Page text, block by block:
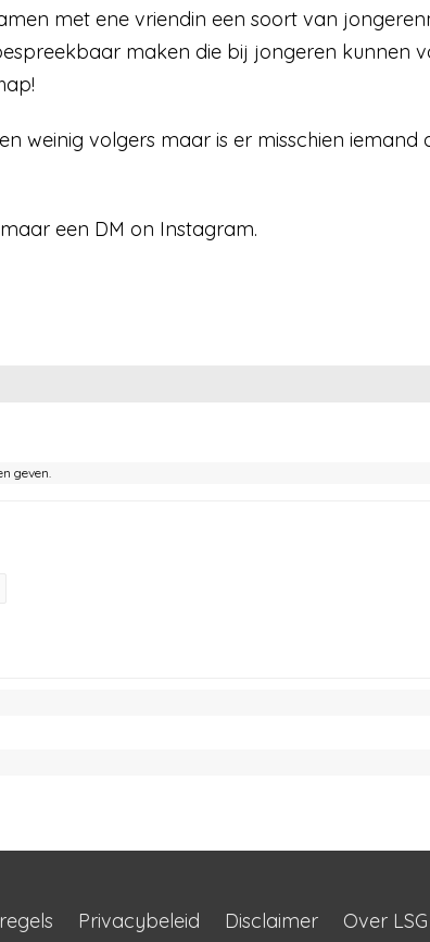
met ene vriendin een soort van
maken die bij jongeren kunnen
weinig volgers maar is er misschien
een DM on Instagram.
geven.
Privacybeleid Disclaimer Over LSG